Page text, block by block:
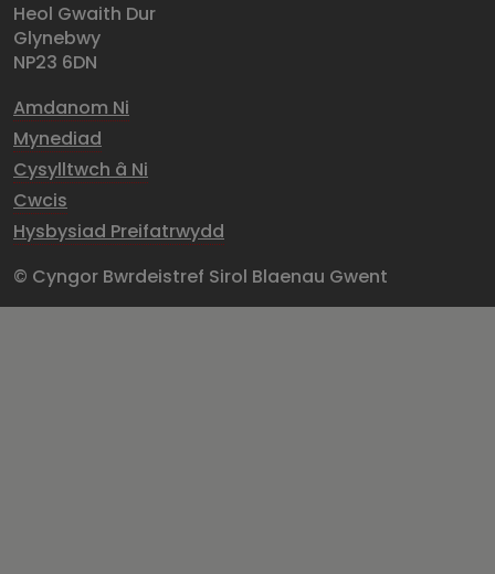
Heol Gwaith Dur
Glynebwy
NP23 6DN
Amdanom Ni
Mynediad
Cysylltwch â Ni
Cwcis
Hysbysiad Preifatrwydd
© Cyngor Bwrdeistref Sirol Blaenau Gwent